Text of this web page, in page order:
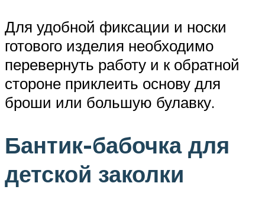
Для удобной фиксации и носки
готового изделия необходимо
перевернуть работу и к обратной
стороне приклеить основу для
броши или большую булавку.
Бантик-бабочка для
детской заколки